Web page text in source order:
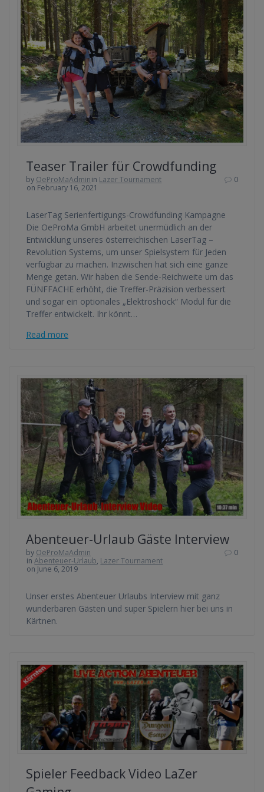
Teaser Trailer für Crowdfunding
by OeProMaAdminin Lazer Tournament
on February 16, 2021
0
LaserTag Serienfertigungs-Crowdfunding Kampagne
Die OeProMa GmbH arbeitet unermüdlich an der
Entwicklung unseres österreichischen LaserTag –
Revolution Systems, um unser Spielsystem für Jeden
verfügbar zu machen. Inzwischen hat sich eine ganze
Menge getan. Wir haben die Sende-Reichweite um das
FÜNFFACHE erhöht, die Treffer-Präzision verbessert
und sogar ein optionales „Elektroshock“ Modul für die
Treffer entwickelt. Ihr könnt…
Read more
Abenteuer-Urlaub Gäste Interview
by OeProMaAdmin
inAbenteuer-Urlaub, Lazer Tournament
on June 6, 2019
0
Unser erstes Abenteuer Urlaubs Interview mit ganz
wunderbaren Gästen und super Spielern hier bei uns in
Kärtnen.
Spieler Feedback Video LaZer